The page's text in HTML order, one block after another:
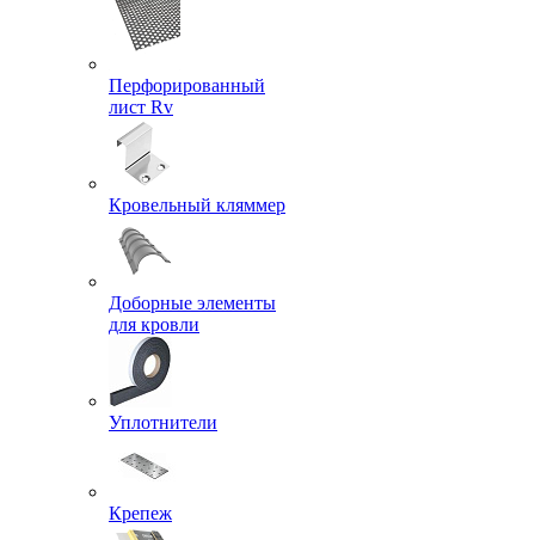
Перфорированный
лист Rv
Кровельный кляммер
Доборные элементы
для кровли
Уплотнители
Крепеж